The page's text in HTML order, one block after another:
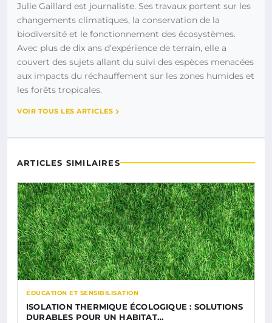
Julie Gaillard est journaliste. Ses travaux portent sur les
changements climatiques, la conservation de la
biodiversité et le fonctionnement des écosystèmes.
Avec plus de dix ans d’expérience de terrain, elle a
couvert des sujets allant du suivi des espèces menacées
aux impacts du réchauffement sur les zones humides et
les forêts tropicales.
VOIR TOUS LES ARTICLES
ARTICLES SIMILAIRES
ÉDUCATION ET SENSIBILISATION
ISOLATION THERMIQUE ÉCOLOGIQUE : SOLUTIONS
DURABLES POUR UN HABITAT…